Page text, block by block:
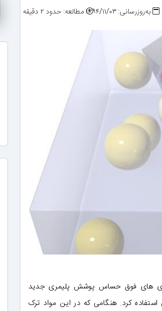
به‌روزرسانی: ۱۳۹۴/۱۱/۰۳ مطالعه: حدود ۲ دقیقه
های فوق حساس پوشش پلیمری جدید
کرد. هنگامی که در این مواد ترک